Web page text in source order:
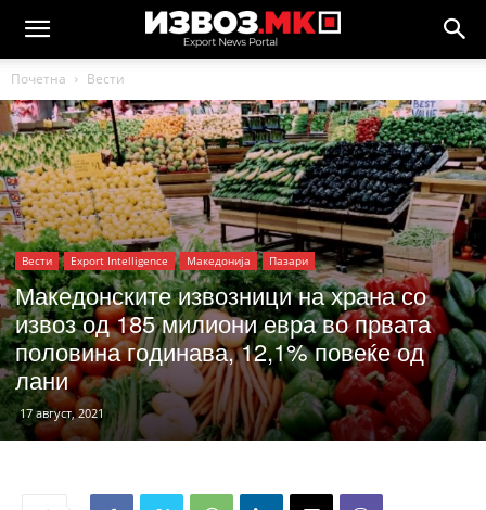
Почетна Вести
Вести Еxport Intelligence Македонија Пазари
Македонските извозници на храна со
извоз од 185 милиони евра во првата
половина годинава, 12,1% повеќе од
лани
17 август, 2021